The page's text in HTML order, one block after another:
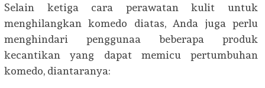
Selain ketiga cara perawatan kulit untuk
menghilangkan komedo diatas, Anda juga perlu
menghindari penggunaa beberapa produk
kecantikan yang dapat memicu pertumbuhan
komedo, diantaranya: